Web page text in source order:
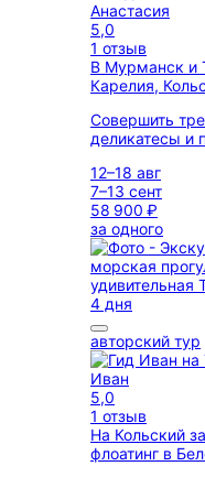
Анастасия
5,0
1 отзыв
В Мурманск и
Карелия,
Совершить
деликатесы и
12–18 авг
7–13 сент
58 900 ₽
за одного
4 дня
авторский тур
Иван
5,0
1 отзыв
На Кольский
флоатинг в